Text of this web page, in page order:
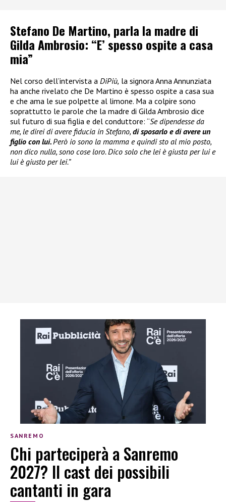
Stefano De Martino, parla la madre di
Gilda Ambrosio: “E’ spesso ospite a casa
mia”
Nel corso dell’intervista a DiPiù, la signora Anna Annunziata
ha anche rivelato che De Martino è spesso ospite a casa sua
e che ama le sue polpette al limone. Ma a colpire sono
soprattutto le parole che la madre di Gilda Ambrosio dice
sul futuro di sua figlia e del conduttore: “Se dipendesse da
me, le direi di avere fiducia in Stefano, di sposarlo e di avere un
figlio con lui.Però io sono la mamma e quindi sto al mio posto,
non dico nulla, sono cose loro. Dico solo che lei è giusta per lui e
lui è giusto per lei.”
SANREMO
Chi parteciperà a Sanremo
2027? Il cast dei possibili
cantanti in gara